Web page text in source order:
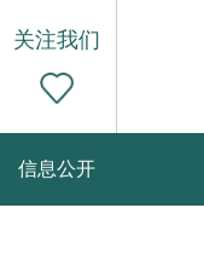
关注我们
信息公开